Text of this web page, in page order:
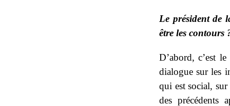
Le président de
être les contours
D’abord, c’est
dialogue sur les
qui est social,
des précédents